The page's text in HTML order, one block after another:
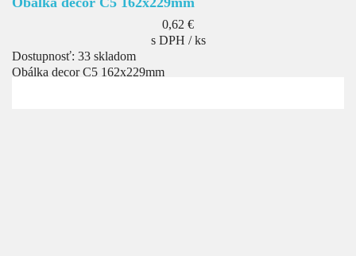
Cena
0,62 €
s DPH / ks
Dostupnosť: 33 skladom
Obálka decor C5 162x229mm